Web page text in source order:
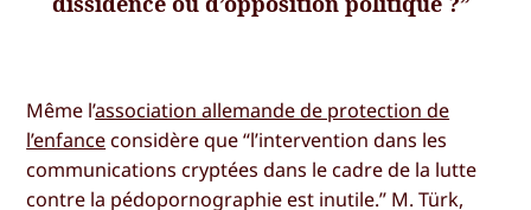
Même l’association allemande de protection de
l’enfance considère que “l’intervention dans les
communications cryptées dans le cadre de la lutte
contre la pédopornographie est inutile.” M. Türk,